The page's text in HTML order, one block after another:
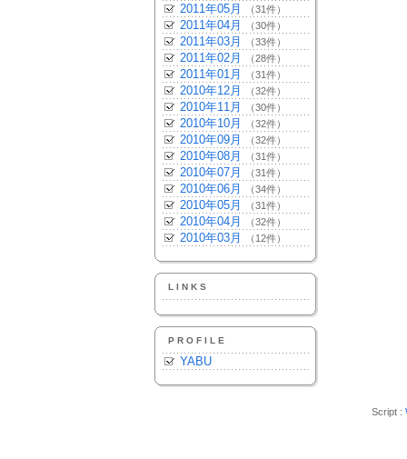
2011年05月 （31件）
2011年04月 （30件）
2011年03月 （33件）
2011年02月 （28件）
2011年01月 （31件）
2010年12月 （32件）
2010年11月 （30件）
2010年10月 （32件）
2010年09月 （32件）
2010年08月 （31件）
2010年07月 （31件）
2010年06月 （34件）
2010年05月 （31件）
2010年04月 （32件）
2010年03月 （12件）
LINKS
PROFILE
YABU
Script :